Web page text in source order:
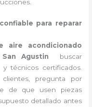
para reparar
aire acondicionado
Agustin
buscar
técnicos certificados.
pregunta por
de que usen piezas
detallado antes